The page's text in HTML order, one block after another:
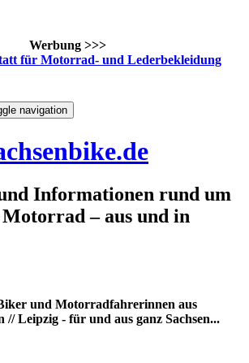
Werbung >>>
navigation
Informationen rund um
Motorrad – aus und in
und Motorradfahrerinnen aus
// Leipzig - für und aus ganz Sachsen...